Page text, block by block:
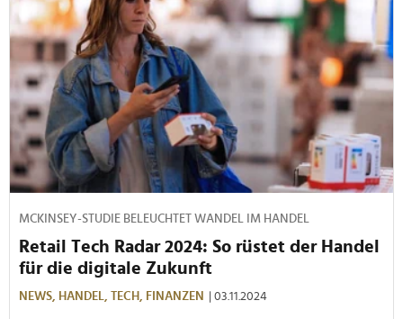
MCKINSEY-STUDIE BELEUCHTET WANDEL IM HANDEL
Retail Tech Radar 2024: So rüstet der Handel
für die digitale Zukunft
NEWS, HANDEL, TECH, FINANZEN | 03.11.2024